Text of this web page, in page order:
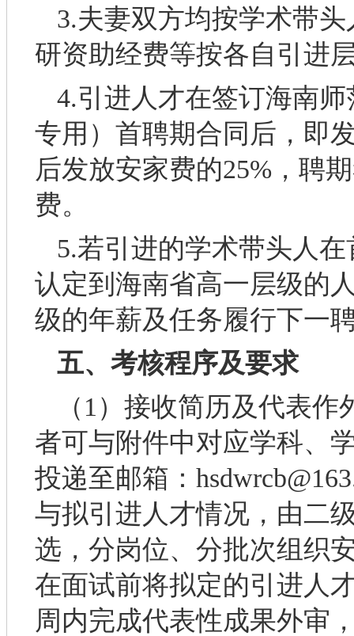
3.夫妻双方均按学术带
研资助经费等按各自引进
4.引进人才在签订海南
专用）首聘期合同后，即
后发放安家费的25%，聘
费。
5.若引进的学术带头人
认定到海南省高一层级的
级的年薪及任务履行下一
五、考核程序及要求
（1）接收简历及代表
者可与附件中对应学科、
投递至邮箱：
与拟引进人才情况，由二
选，分岗位、分批次组织
在面试前将拟定的引进人
周内完成代表性成果外审